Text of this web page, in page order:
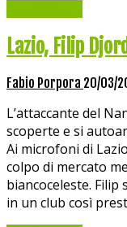
Lazio, Filip
Fabio Porpora 20/03/
L’attaccante del
scoperte e si
Ai microfoni di
colpo di mercato
biancoceleste.
in un club così